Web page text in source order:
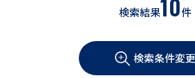
大学・短大の資料種類から請求
学部・
検索結果10件
検索条件変更